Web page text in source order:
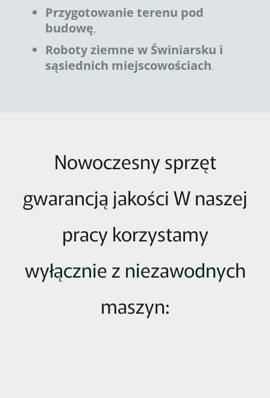
Przygotowanie terenu pod
budowę,
Roboty ziemne w Świniarsku i
sąsiednich miejscowościach.
Nowoczesny sprzęt
gwarancją jakości W naszej
pracy korzystamy
wyłącznie z niezawodnych
maszyn: